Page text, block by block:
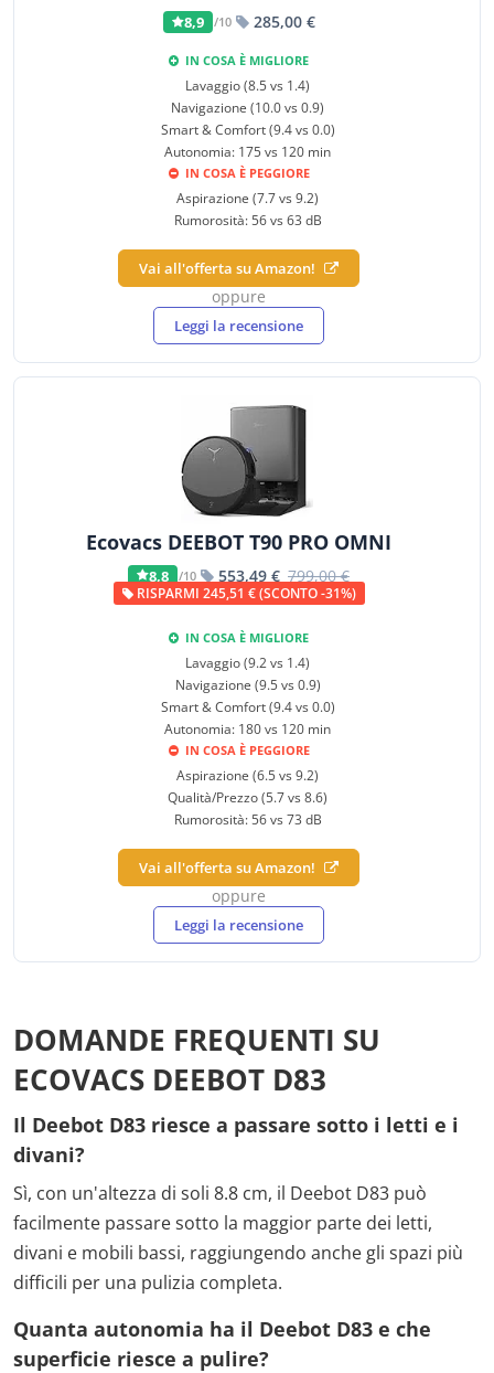
8,9 /10 285,00 €
IN COSA È MIGLIORE
Lavaggio (8.5 vs 1.4)
Navigazione (10.0 vs 0.9)
Smart & Comfort (9.4 vs 0.0)
Autonomia: 175 vs 120 min
IN COSA È PEGGIORE
Aspirazione (7.7 vs 9.2)
Rumorosità: 56 vs 63 dB
Vai all'offerta su Amazon!
oppure
Leggi la recensione
Ecovacs DEEBOT T90 PRO OMNI
8,8 /10 553,49 € 799,00 €
RISPARMI 245,51 € (SCONTO -31%)
IN COSA È MIGLIORE
Lavaggio (9.2 vs 1.4)
Navigazione (9.5 vs 0.9)
Smart & Comfort (9.4 vs 0.0)
Autonomia: 180 vs 120 min
IN COSA È PEGGIORE
Aspirazione (6.5 vs 9.2)
Qualità/Prezzo (5.7 vs 8.6)
Rumorosità: 56 vs 73 dB
Vai all'offerta su Amazon!
oppure
Leggi la recensione
DOMANDE FREQUENTI SU
ECOVACS DEEBOT D83
Il Deebot D83 riesce a passare sotto i letti e i
divani?
Sì, con un'altezza di soli 8.8 cm, il Deebot D83 può
facilmente passare sotto la maggior parte dei letti,
divani e mobili bassi, raggiungendo anche gli spazi più
difficili per una pulizia completa.
Quanta autonomia ha il Deebot D83 e che
superficie riesce a pulire?